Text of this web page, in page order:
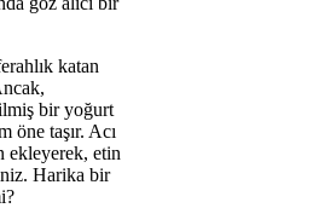
katan
bir yoğurt
öne taşır. Acı
ekleyerek, etin
Harika bir